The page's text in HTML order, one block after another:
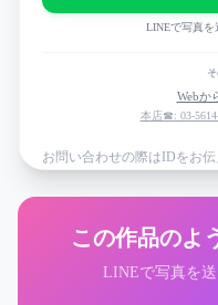
LINEで写真を
Webか
本店☎: 03-
お問い合わせの際はIDをお
この作品のよ
LINEで写真を